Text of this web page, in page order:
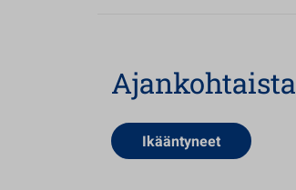
Ajankohtaista
Ikääntyneet